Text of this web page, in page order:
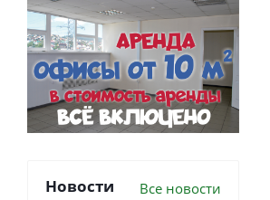
Новости Все новости